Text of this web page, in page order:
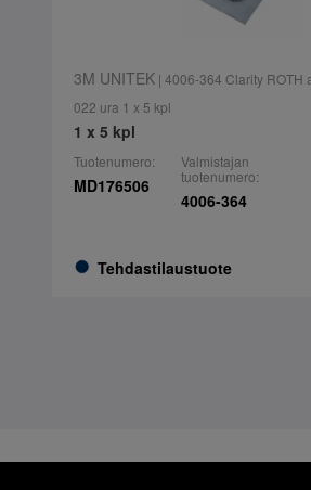
3M UNITEK| 4006-364 Clarity ROTH
022 ura 1 x 5 kpl
1 x 5 kpl
Tuotenumero:
MD176506
Tehdastilaustuote
Valmistajan
tuotenumero:
4006-364